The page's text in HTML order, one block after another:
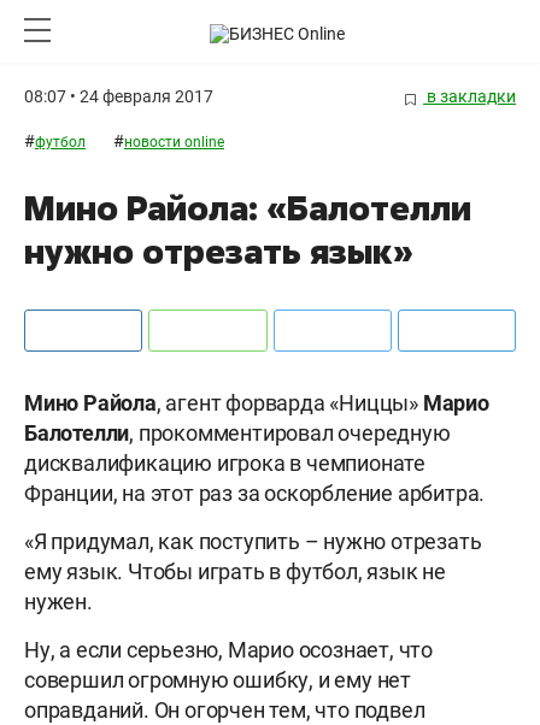
08:07 • 24 февраля 2017 в закладки
#футбол #новости online
Мино Райола: «Балотелли
нужно отрезать язык»
Мино Райола, агент форварда «Ниццы» Марио
Балотелли, прокомментировал очередную
дисквалификацию игрока в чемпионате
Франции, на этот раз за оскорбление арбитра.
«Я придумал, как поступить – нужно отрезать
ему язык. Чтобы играть в футбол, язык не
нужен.
Ну, а если серьезно, Марио осознает, что
совершил огромную ошибку, и ему нет
оправданий. Он огорчен тем, что подвел